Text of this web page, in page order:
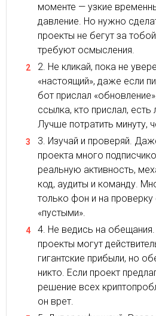
моменте — узкие
давление. Но нужно
проекты не бегут за
требуют осмысления.
Не кликай, пока не
«настоящий», даже если
бот прислал
ссылка, кто прислал, есть
Лучше потратить минуту,
Изучай и проверяй.
проекта много
реальную активность,
код, аудиты и команду.
только фон и на
«пустыми».
Не ведись на
проекты могут
гигантские прибыли, но
никто. Если проект
решение всех
он врет.